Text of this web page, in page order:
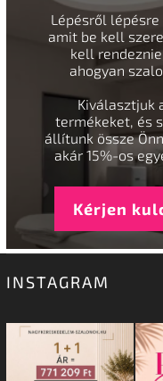
Lépésről
amit be kell
kell
ahogyan
Kiválasztjuk
termékeket, és
állítunk össze
akár 15%-os
Kérjen
INSTAGRAM